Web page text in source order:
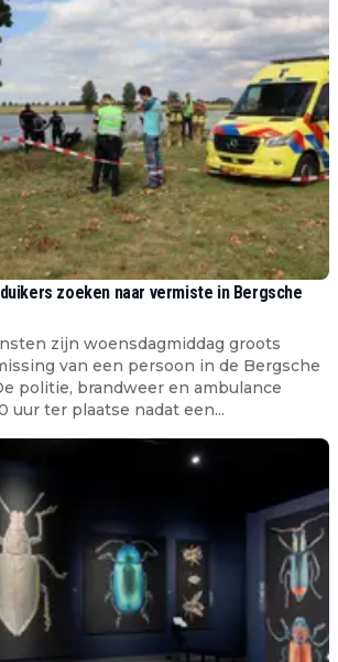
zoeken naar vermiste in Bergsche
zijn woensdagmiddag groots
van een persoon in de Bergsche
politie, brandweer en ambulance
uur ter plaatse nadat een...